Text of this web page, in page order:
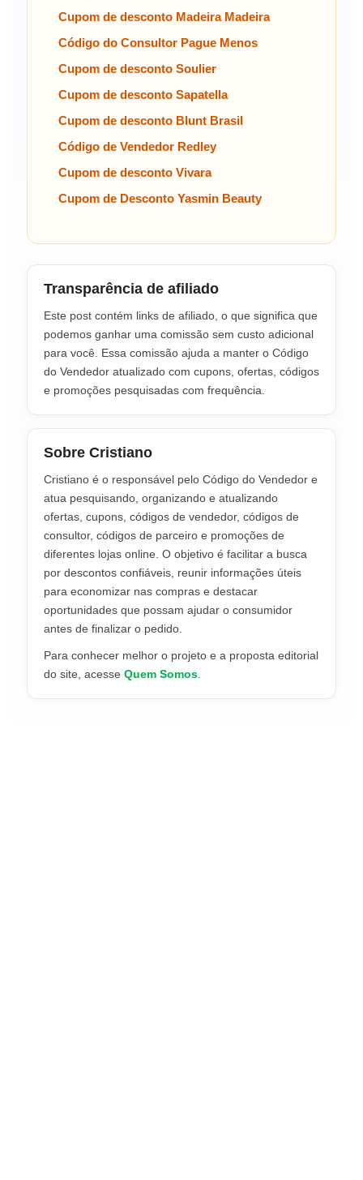
Cupom de desconto Madeira Madeira
Código do Consultor Pague Menos
Cupom de desconto Soulier
Cupom de desconto Sapatella
Cupom de desconto Blunt Brasil
Código de Vendedor Redley
Cupom de desconto Vivara
Cupom de Desconto Yasmin Beauty
Transparência de afiliado
Este post contém links de afiliado, o que significa que
podemos ganhar uma comissão sem custo adicional
para você. Essa comissão ajuda a manter o Código
do Vendedor atualizado com cupons, ofertas, códigos
e promoções pesquisadas com frequência.
Sobre Cristiano
Cristiano é o responsável pelo Código do Vendedor e
atua pesquisando, organizando e atualizando
ofertas, cupons, códigos de vendedor, códigos de
consultor, códigos de parceiro e promoções de
diferentes lojas online. O objetivo é facilitar a busca
por descontos confiáveis, reunir informações úteis
para economizar nas compras e destacar
oportunidades que possam ajudar o consumidor
antes de finalizar o pedido.
Para conhecer melhor o projeto e a proposta editorial
do site, acesse Quem Somos